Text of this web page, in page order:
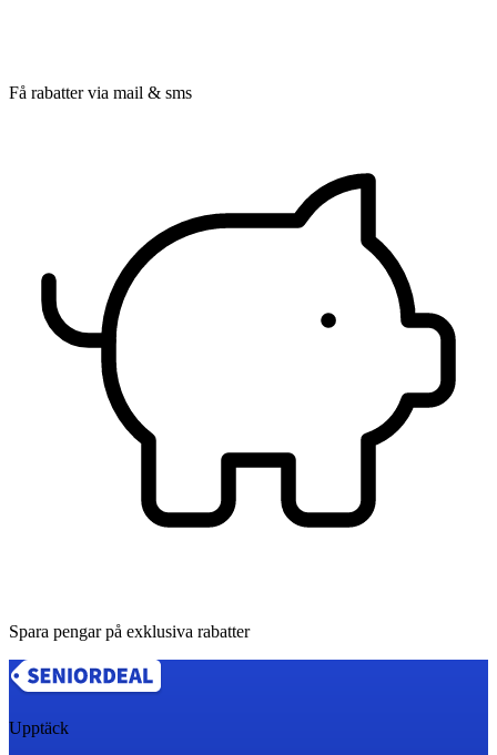
Få rabatter via mail & sms
Spara pengar på exklusiva rabatter
Upptäck